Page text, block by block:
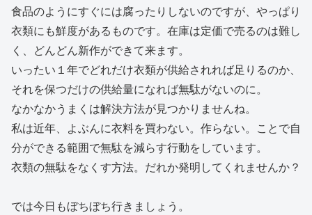
食品のようにすぐには腐ったりしないのですが、やっぱり
衣類にも鮮度があるものです。在庫は定価で売るのは難し
く、どんどん新作ができて来ます。
いったい１年でどれだけ衣類が供給されれば足りるのか、
それを保つだけの供給量になれば無駄がないのに。
なかなかうまくは解決方法が見つかりませんね。
私は近年、よぶんに衣料を買わない。作らない。ことで自
分ができる範囲で無駄を減らす行動をしています。
衣類の無駄をなくす方法。だれか発明してくれませんか？
では今日もぼちぼち行きましょう。